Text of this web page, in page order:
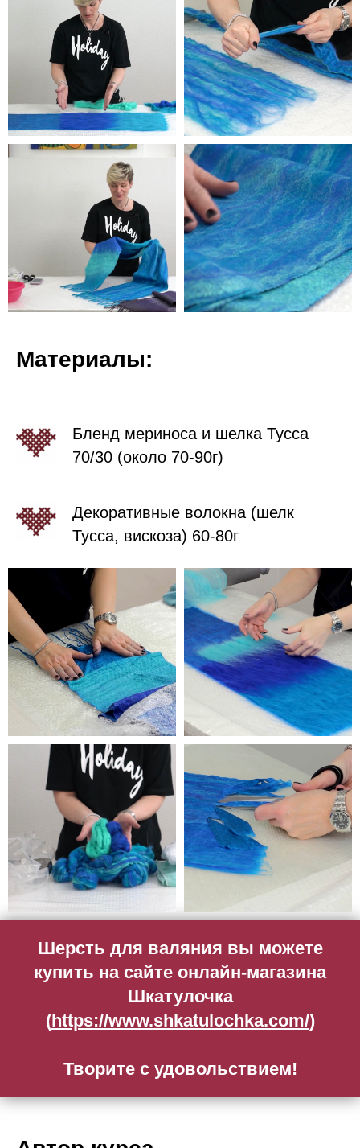
Материалы:
Бленд мериноса и шелка Тусса
70/30 (около 70-90г)
Декоративные волокна (шелк
Тусса, вискоза) 60-80г
Шерсть для валяния вы можете
купить на сайте онлайн-магазина
Шкатулочка
(https://www.shkatulochka.com/)
Творите с удовольствием!